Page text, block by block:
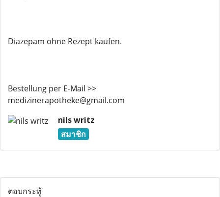
Diazepam ohne Rezept kaufen.
Bestellung per E-Mail >>
medizinerapotheke@gmail.com
nils writz
สมาชิก
ตอบกระทู้